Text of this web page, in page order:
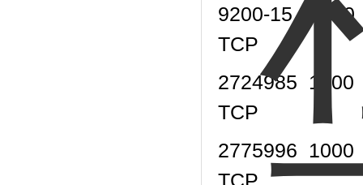
9200-15
1000
TCP
2724985
1000
TCP
2775996
1000
TCP